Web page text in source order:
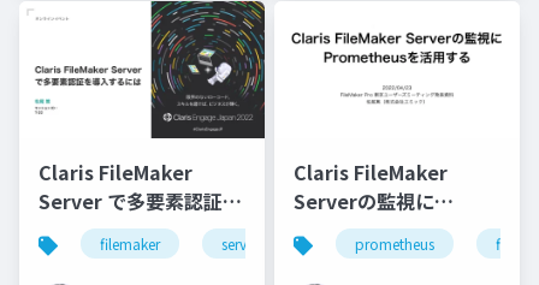
Claris FileMaker
Server で多要素認証を
導入するには
filemaker server security mfa
Claris FileMaker
Serverの監視に
Prometheusを活用す
る
prometheus